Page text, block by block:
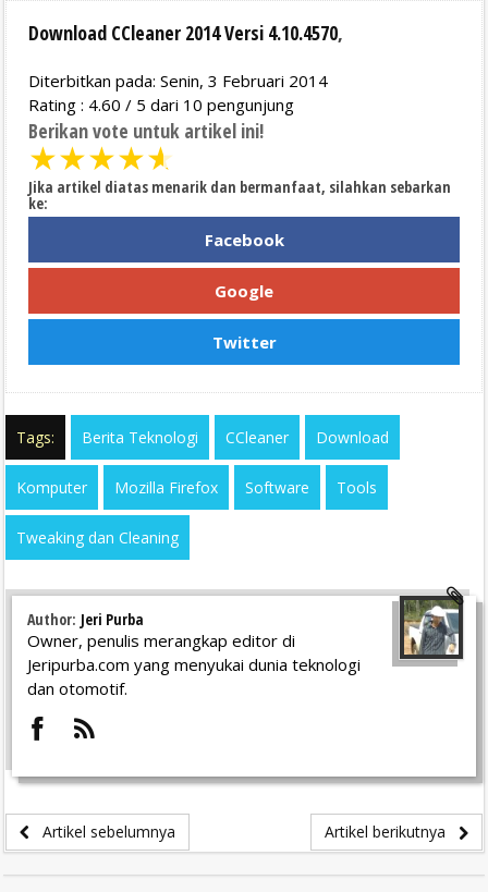
Download CCleaner 2014 Versi 4.10.4570,
Diterbitkan pada: Senin, 3 Februari 2014
Rating : 4.60 / 5 dari 10 pengunjung
Berikan vote untuk artikel ini!
★★★★★
Jika artikel diatas menarik dan bermanfaat, silahkan sebarkan
ke:
Facebook
Google
Twitter
Tags: Berita Teknologi CCleaner Download
Komputer Mozilla Firefox Software Tools
Tweaking dan Cleaning
Author: Jeri Purba
Owner, penulis merangkap editor di
Jeripurba.com yang menyukai dunia teknologi
dan otomotif.
Artikel sebelumnya Artikel berikutnya